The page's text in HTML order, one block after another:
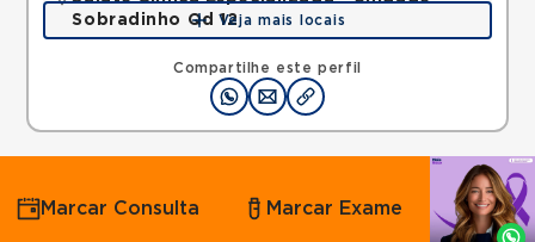
Compartilhe este perfil
Sobradinho Qd 12
QUADRA, SOBRADINHO, Brasilia, DF, 73010120 •
Veja mais locais
Agende
por
Whatsapp
Marcar Consulta Marcar Exame